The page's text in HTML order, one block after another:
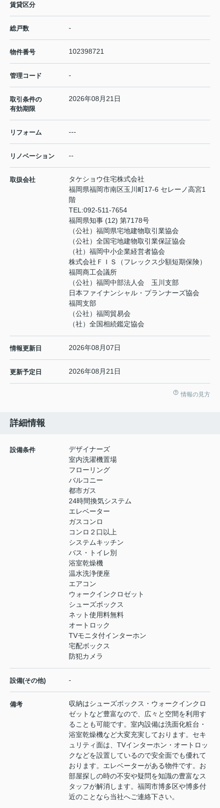
賃貸区分
総戸数 -
物件番号 102398721
管理コード -
取引条件の
有効期限
2026年08月21日
リフォーム ---
リノベーション --
取扱会社
タケショウ住宅株式会社
福岡県福岡市南区玉川町17-6 セレーノ高宮1
階
TEL:092-511-7654
福岡県知事 (12) 第7178号
（公社）福岡県宅地建物取引業協会
（公社）全国宅地建物取引業保証協会
（社）福岡中小企業経営者協会
株式会社ＦＩＳ（フレックス少額短期保険）
福岡商工会議所
（公社）福岡中部法人会 玉川支部
日本ファイナンシャル・プランナーズ協会
福岡支部
（公社）福岡貿易会
（社）全国相続鑑定協会
情報更新日 2026年08月07日
更新予定日 2026年08月21日
情報の見方
詳細情報
設備条件
デザイナーズ
室内洗濯機置場
フローリング
バルコニー
都市ガス
24時間換気システム
エレベーター
ガスコンロ
コンロ２口以上
システムキッチン
バス・トイレ別
浴室乾燥機
温水洗浄便座
エアコン
ウォークインクロゼット
シューズボックス
ネット使用料無料
オートロック
TVモニタ付インターホン
宅配ボックス
防犯カメラ
設備(その他) -
備考
収納はシューズボックス・ウォークインクロ
ゼットなど豊富なので、広々と空間を利用す
ることも可能です。室内設備は洗面化粧台・
浴室乾燥機など大変充実しております。セキ
ュリティ面は、TVインターホン・オートロッ
クなどを設置しているので安全面でも優れて
おります。エレベーターがある物件です。お
部屋探しの時の不安や疑問を知識の豊富なス
タッフが解消します。福岡市博多区や博多付
近のことなら当社へご連絡下さい。